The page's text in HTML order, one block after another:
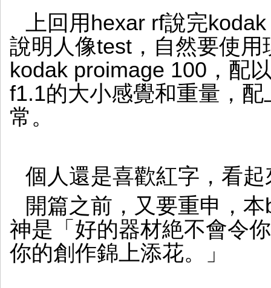
上回用hexar rf說完
說明人像test，自然要使
kodak proimage 100，配
f1.1的大小感覺和重量，
常。
個人還是喜歡紅字，看
開篇之前，又要重申，
神是「好的器材絶不會令
你的創作錦上添花。」